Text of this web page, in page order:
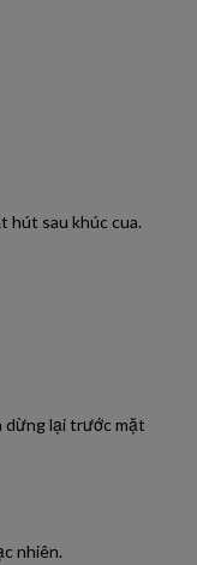
hút sau khúc cua.
dừng lại trước mặt
nhiên.